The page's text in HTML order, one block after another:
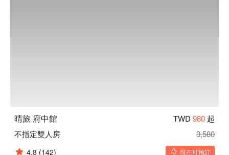
晴旅 府中館 TWD 980 起
不指定雙人房
3,580
4.8 (142) 現在可預訂